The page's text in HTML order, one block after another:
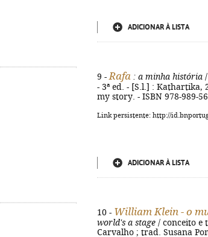
ADICIONAR À LISTA
9 - Rafa : a minha história
- 3ª ed. - [S.l.] : Kathartika,
my story. - ISBN 978-989-
Link persistente: http://
ADICIONAR À LISTA
10 - William Klein - o
world's a stage / conceito e
Carvalho ; trad. Susana